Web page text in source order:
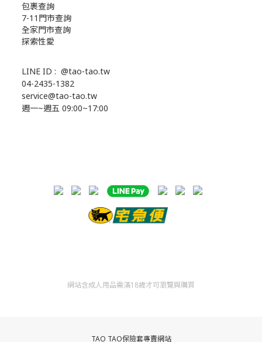
包裹查詢
7-11門市查詢
全家門市查詢
探索性愛
LINE ID : @tao-tao.tw
04-2435-1382
service@tao-tao.tw
週一~週五 09:00~17:00
網站含成人用品需滿18歲才可瀏覽與購買
TAO TAO保險套專賣網站